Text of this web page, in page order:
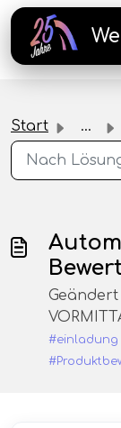
Zum
Start ...
Geändert
#einladung